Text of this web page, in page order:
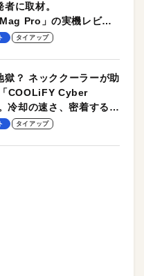
に取材。
Pro」の実機レビュ
タイアップ
獄？ ネッククーラーが助
COOLiFY Cyber
冷却の速さ、密着する冷
ルな操作性がグッド！
タイアップ